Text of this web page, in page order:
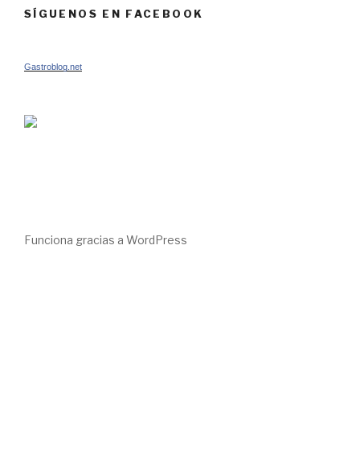
SÍGUENOS EN FACEBOOK
Gastroblog.net
Funciona gracias a WordPress